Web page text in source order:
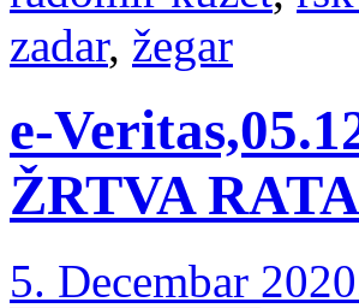
zadar, žegar
e-
ŽRTVA
5. Decembar